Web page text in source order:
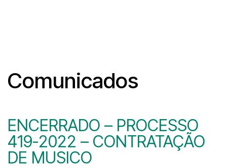
Comunicados
ENCERRADO – PROCESSO
419-2022 – CONTRATAÇÃO
DE MUSICO